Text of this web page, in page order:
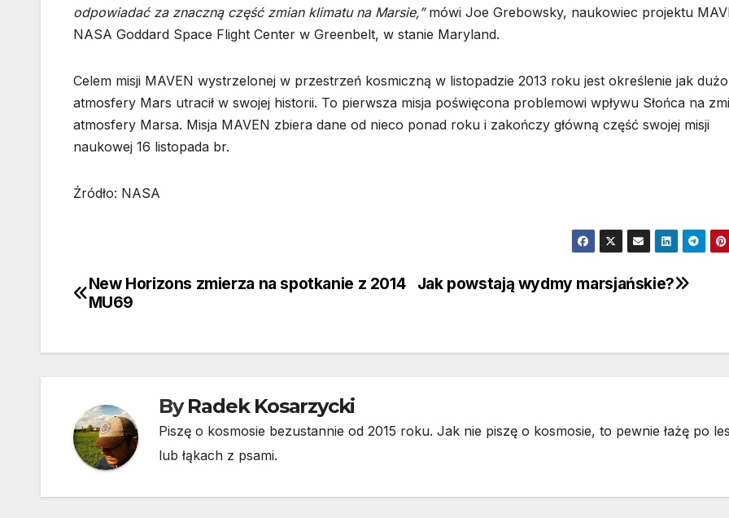
odpowiadać za znaczną część zmian klimatu na Marsie,”mówi Joe Grebowsky, naukowiec projektu
NASA Goddard Space Flight Center w Greenbelt, w stanie Maryland.
Celem misji MAVEN wystrzelonej w przestrzeń kosmiczną w listopadzie 2013 roku jest określenie jak dużo
atmosfery Mars utracił w swojej historii. To pierwsza misja poświęcona problemowi wpływu Słońca na
atmosfery Marsa. Misja MAVEN zbiera dane od nieco ponad roku i zakończy główną część swojej misji
naukowej 16 listopada br.
Źródło: NASA
Nawigacja
Jak powstają wydmy marsjańskie?
New Horizons zmierza na spotkanie z 2014
MU69
ByRadek Kosarzycki
Piszę o kosmosie bezustannie od 2015 roku. Jak nie piszę o kosmosie, to pewnie łażę po
lub łąkach z psami.